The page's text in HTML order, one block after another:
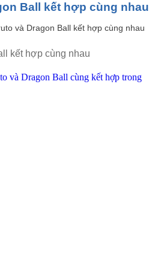
Ball kết hợp cùng nhau
và Dragon Ball kết hợp cùng nhau
kết hợp cùng nhau